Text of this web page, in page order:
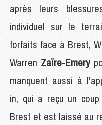
après leurs
individuel sur le
forfaits face à Brest,
Warren Zaïre-Emery
manquent aussi à
in, qui a reçu un
Brest et est laissé au